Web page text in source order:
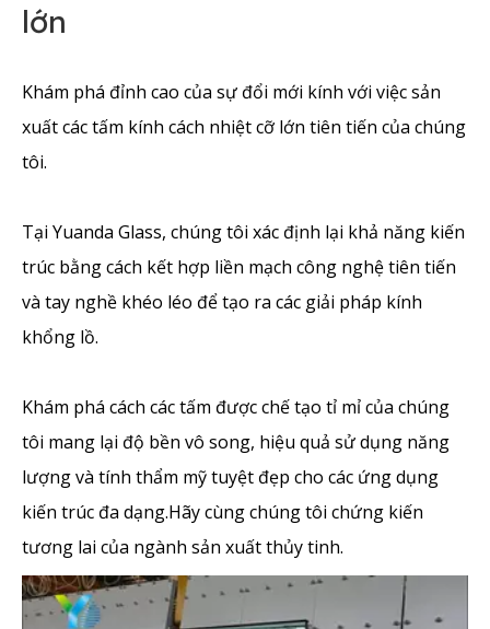
lớn
Khám phá đỉnh cao của sự đổi mới kính với việc sản
xuất các tấm kính cách nhiệt cỡ lớn tiên tiến của chúng
tôi.
Tại Yuanda Glass, chúng tôi xác định lại khả năng kiến
​​trúc bằng cách kết hợp liền mạch công nghệ tiên tiến
và tay nghề khéo léo để tạo ra các giải pháp kính
khổng lồ.
Khám phá cách các tấm được chế tạo tỉ mỉ của chúng
tôi mang lại độ bền vô song, hiệu quả sử dụng năng
lượng và tính thẩm mỹ tuyệt đẹp cho các ứng dụng
kiến ​​trúc đa dạng.Hãy cùng chúng tôi chứng kiến ​​
tương lai của ngành sản xuất thủy tinh.